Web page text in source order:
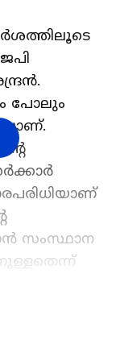
പോലും
സംസ്ഥാന